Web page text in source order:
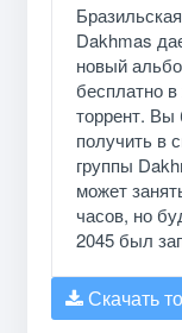
Dakhmas
новый
бесплатно
торрент. Вы
получить в
группы
может
часов, но
2045 был
Скачать